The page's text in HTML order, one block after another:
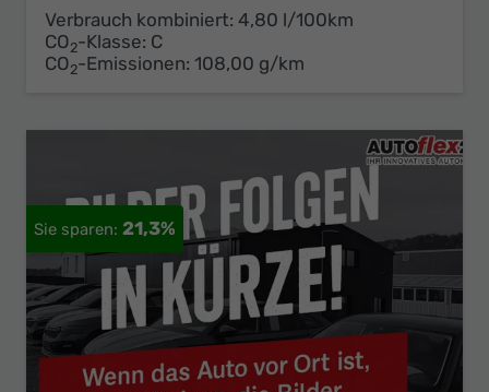
Verbrauch kombiniert: 4,80 l/100km
CO2-Klasse: C
CO2-Emissionen: 108,00 g/km
21,3%